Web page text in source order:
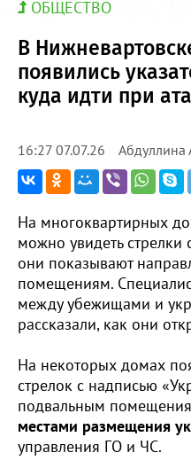
ОБЩЕСТВО
В
появились
куда идти при
16:27 07.07.26 Абдуллина
На многоквартирных
можно увидеть стрелки
они показывают
помещениям.
между убежищами и
рассказали, как они
На некоторых домах
стрелок с надписью
подвальным
местами размещения
управления ГО и ЧС.